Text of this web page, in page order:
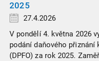
2025
27.4.2026
V pondělí 4. května 2026
podání daňového
(DPFO) za rok 2025.